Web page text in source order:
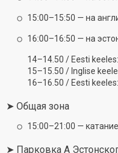
15:00–15:50 — на
16:00–16:50 — на
14–14.50 / Eesti keeles:
15–15.50 / Inglise
16–16.50 / Eesti keeles:
➤ Общая зона
15:00–21:00 —
➤ Парковка A